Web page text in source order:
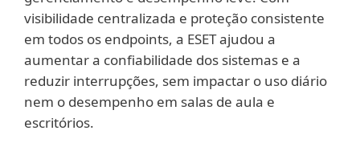
visibilidade centralizada e proteção consistente
em todos os endpoints, a ESET ajudou a
aumentar a confiabilidade dos sistemas e a
reduzir interrupções, sem impactar o uso diário
nem o desempenho em salas de aula e
escritórios.